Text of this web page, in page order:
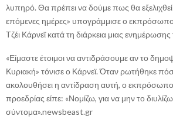
λυπηρό. Θα πρέπει να δούμε πως θα
επόμενες ημέρες» υπογράμμισε ο
Τζέι Κάρνεϊ κατά τη διάρκεια μιας
«Είμαστε έτοιμοι να αντιδράσουμε αν το
Κυριακή» τόνισε ο Κάρνεϊ. Όταν ρωτήθηκε
ακολουθήσει η αντίδραση αυτή, ο
προεδρίας είπε: «Νομίζω, για να μην το
σύντομα».newsbeast.gr